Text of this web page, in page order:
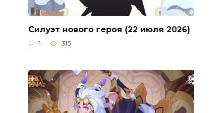
Силуэт нового героя (22 июля 2026)
1 315